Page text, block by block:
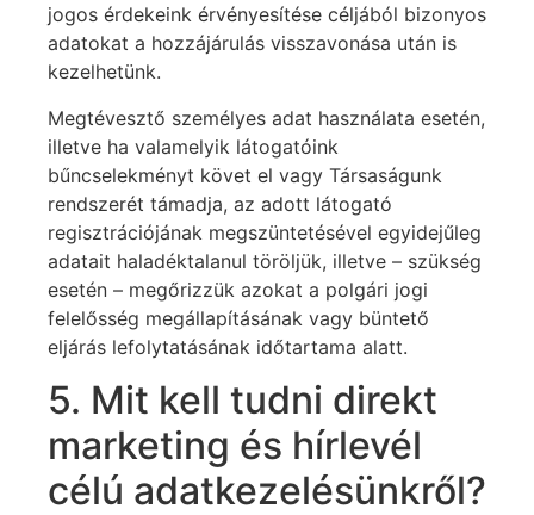
jogos érdekeink érvényesítése céljából bizonyos
adatokat a hozzájárulás visszavonása után is
kezelhetünk.
Megtévesztő személyes adat használata esetén,
illetve ha valamelyik látogatóink
bűncselekményt követ el vagy Társaságunk
rendszerét támadja, az adott látogató
regisztrációjának megszüntetésével egyidejűleg
adatait haladéktalanul töröljük, illetve – szükség
esetén – megőrizzük azokat a polgári jogi
felelősség megállapításának vagy büntető
eljárás lefolytatásának időtartama alatt.
5. Mit kell tudni direkt
marketing és hírlevél
célú adatkezelésünkről?